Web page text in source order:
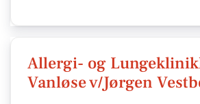
Allergi- og
Vanløse v/Jørgen